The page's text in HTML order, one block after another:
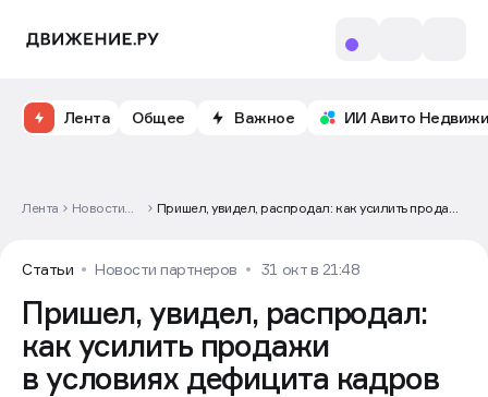
Лента Общее Важное ИИ Авито
Лента
Новости
Пришел, увидел, распродал: как усилить продажи
Статьи Новости партнеров 31 окт в 21:48
Пришел, увидел, распродал:
как усилить продажи
в условиях дефицита кадров